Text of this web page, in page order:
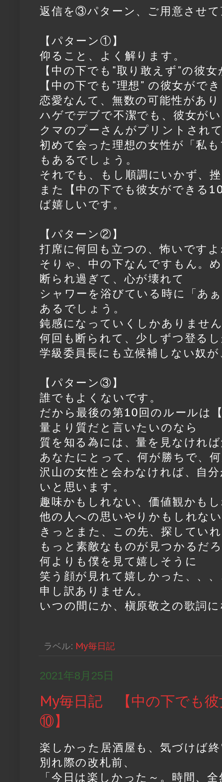
返信を③パターン、ご用意させ
【パターン①】
仰ること、よく解ります。
【中の下でも"取り敢えず"の彼
【中の下でも"理想" の彼女がで
恋愛なんて、無数の可能性があ
ハゲでデブで不潔でも、彼女が
クマのプーさんがプリントされ
初めて会った理想の女性が「私
もあるでしょう。
それでも、もし順調にいかず、
また【中の下でも彼女ができる
ば嬉しいです。
【パターン②】
打席に何回も立つの、怖いです
そりゃ、中の下なんですもん。
断られ過ぎて、心が壊れて
シャワーを浴びている時に「あ
あるでしょう。
鈍感になっていくしかありませ
何回も断られて、少しずつ登る
学級委員長にも立候補しない奴
【パターン③】
誰でもよくないです。
だから最後の第10回のルールは
量より質だと言いたいのなら
質を知る為には、量を見なけれ
あなたにとって、何が勝ちで、
沢山の女性と会わなければ、自
いと思います。
趣味かもしれない、価値観かも
他の人への思いやりかもしれな
きっとまた、この先、探してい
もっと素敵なものが見つかるだ
何よりも僕を見て嬉しそうに
笑う顔が見れて嬉しかった、、
申し訳ありません。
いつの間にか、槇原敬之の歌詞
ラベル: My毎日記
2021年8月25日
My毎日記 【中の下でも
⑩】
楽しかった居酒屋も、気づけば
別れ際の改札前、
「今日は楽しかった～。時間、